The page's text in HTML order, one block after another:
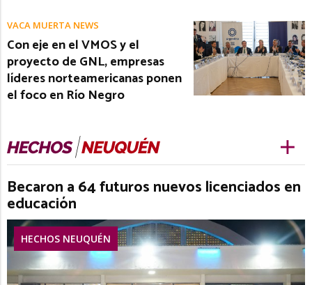
VACA MUERTA NEWS
Con eje en el VMOS y el
proyecto de GNL, empresas
líderes norteamericanas ponen
el foco en Río Negro
Becaron a 64 futuros nuevos licenciados en
educación
HECHOS NEUQUÉN